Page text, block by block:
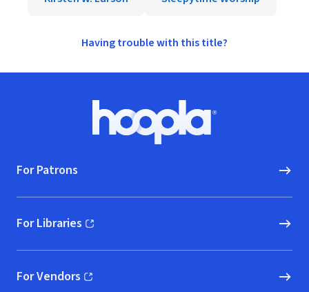
Having trouble with this title?
Hoopla logo, Go to homepage
For Patrons
For Libraries
(opens in new window)
For Vendors
(opens in new window)